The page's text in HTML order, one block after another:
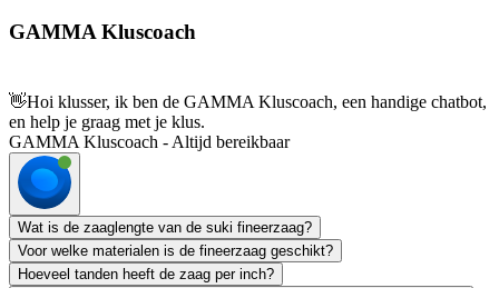
GAMMA Kluscoach
👋Hoi klusser, ik ben de GAMMA Kluscoach, een handige chatbot,
en help je graag met je klus.
GAMMA Kluscoach - Altijd bereikbaar
Wat is de zaaglengte van de suki fineerzaag?
Voor welke materialen is de fineerzaag geschikt?
Hoeveel tanden heeft de zaag per inch?